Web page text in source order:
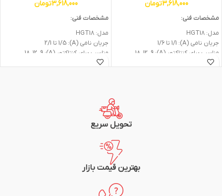
3,618,000تومان
مشخصات فنی:
مدل: HGT18
جريان نامي (A): 1/1 تا 1/6
مناسب برای کنتاکتور (A): 18، 12، 9
تعداد كنتاكت ها: 1NO+1NC
3,618,000تومان
مشخصات فنی:
مدل: HGT18
جريان نامي (A): 1/5 تا 2/1
مناسب برای کنتاکتور (A): 18، 12، 9
تعداد كنتاكت ها: 1NO+1NC
گارانتی: یک سال
تحویل سریع
بهترین قیمت بازار